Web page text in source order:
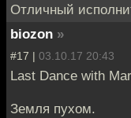
Отличный
biozon »
#17 | 03.10.17 20:43
Last Dance with
Земля пухом.